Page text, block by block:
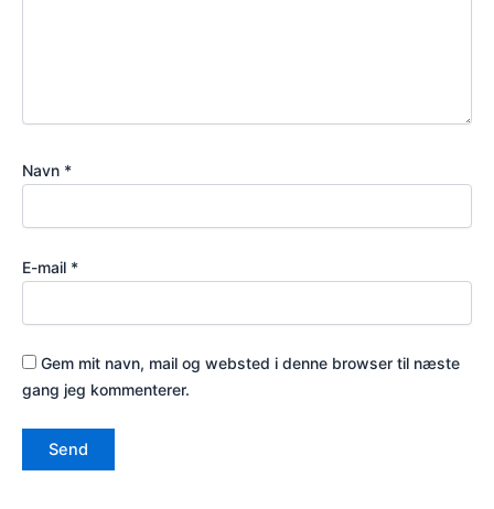
Navn *
E-mail *
Gem mit navn, mail og websted i denne browser til næste
gang jeg kommenterer.